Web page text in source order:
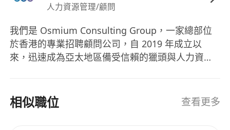
人力資源管理/顧問
我們是 Osmium Consulting Group，一家總部位
於香港的專業招聘顧問公司，自 2019 年成立以
來，迅速成為亞太地區備受信賴的獵頭與人力資源
鏈 資訊科技（IT） 銀行與金融服務 無論您是正在尋
找下一個挑戰，還是希望進入更具前景的新領域，
相似職位 查看更多